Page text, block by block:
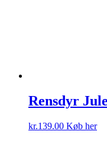
Rensdyr
kr.139.00 Køb her